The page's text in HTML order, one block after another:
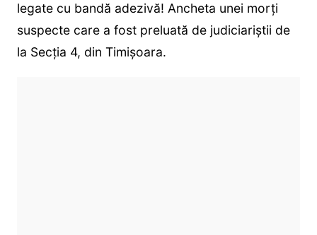
legate cu bandă adezivă! Ancheta unei morți
suspecte care a fost preluată de judiciariștii de
la Secția 4, din Timișoara.